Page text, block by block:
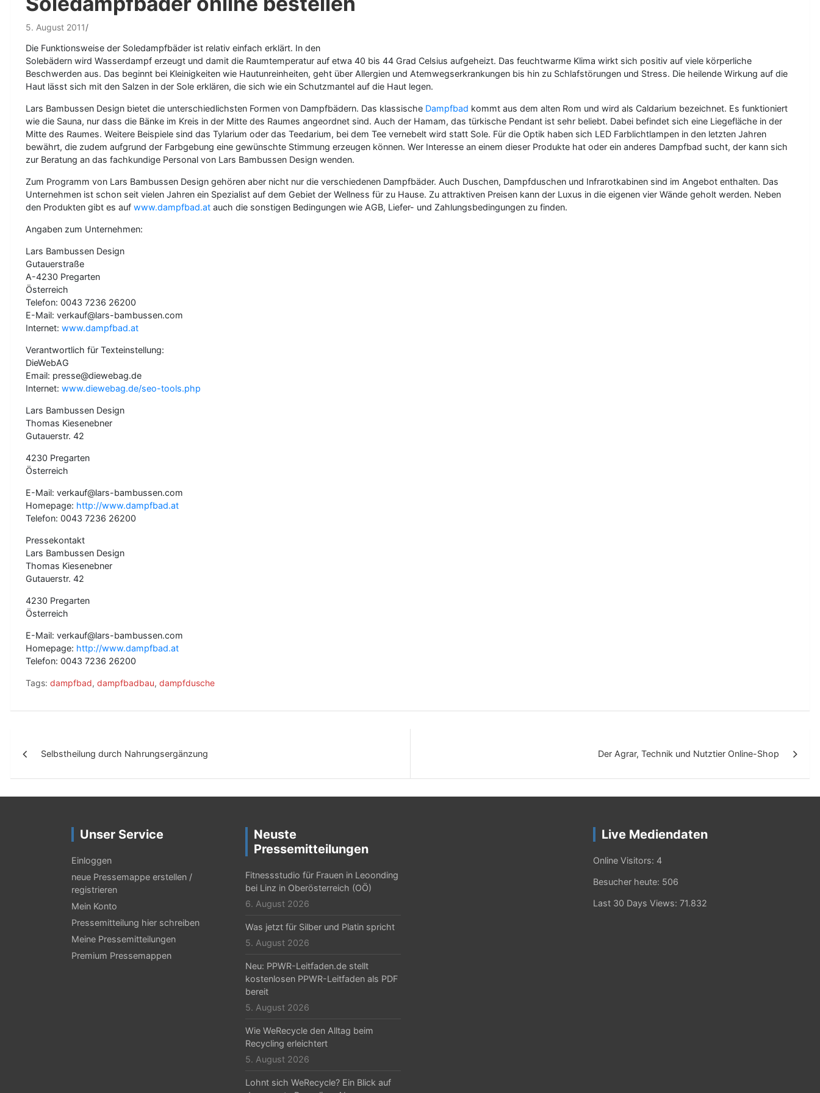
5. August 2011
Die Funktionsweise der Soledampfbäder ist relativ einfach erklärt. In den
Solebädern wird Wasserdampf erzeugt und damit die Raumtemperatur auf etwa 40 bis 44 Grad Celsius aufgeheizt. Das feuchtwarme Klima wirkt sich positiv auf viele körperliche
Beschwerden aus. Das beginnt bei Kleinigkeiten wie Hautunreinheiten, geht über Allergien und Atemwegserkrankungen bis hin zu Schlafstörungen und Stress. Die heilende Wirkung auf die
Haut lässt sich mit den Salzen in der Sole erklären, die sich wie ein Schutzmantel auf die Haut legen.
Lars Bambussen Design bietet die unterschiedlichsten Formen von Dampfbädern. Das klassische Dampfbad kommt aus dem alten Rom und wird als Caldarium bezeichnet. Es funktioniert
wie die Sauna, nur dass die Bänke im Kreis in der Mitte des Raumes angeordnet sind. Auch der Hamam, das türkische Pendant ist sehr beliebt. Dabei befindet sich eine Liegefläche in der
Mitte des Raumes. Weitere Beispiele sind das Tylarium oder das Teedarium, bei dem Tee vernebelt wird statt Sole. Für die Optik haben sich LED Farblichtlampen in den letzten Jahren
bewährt, die zudem aufgrund der Farbgebung eine gewünschte Stimmung erzeugen können. Wer Interesse an einem dieser Produkte hat oder ein anderes Dampfbad sucht, der kann sich
zur Beratung an das fachkundige Personal von Lars Bambussen Design wenden.
Zum Programm von Lars Bambussen Design gehören aber nicht nur die verschiedenen Dampfbäder. Auch Duschen, Dampfduschen und Infrarotkabinen sind im Angebot enthalten. Das
Unternehmen ist schon seit vielen Jahren ein Spezialist auf dem Gebiet der Wellness für zu Hause. Zu attraktiven Preisen kann der Luxus in die eigenen vier Wände geholt werden. Neben
den Produkten gibt es auf www.dampfbad.at auch die sonstigen Bedingungen wie AGB, Liefer- und Zahlungsbedingungen zu finden.
Angaben zum Unternehmen:
Lars Bambussen Design
Gutauerstraße
A-4230 Pregarten
Österreich
Telefon: 0043 7236 26200
E-Mail: verkauf@lars-bambussen.com
Internet: www.dampfbad.at
Verantwortlich für Texteinstellung:
DieWebAG
Email: presse@diewebag.de
Internet: www.diewebag.de/seo-tools.php
Lars Bambussen Design
Thomas Kiesenebner
Gutauerstr. 42
4230 Pregarten
Österreich
E-Mail: verkauf@lars-bambussen.com
Homepage: http://www.dampfbad.at
Telefon: 0043 7236 26200
Pressekontakt
Lars Bambussen Design
Thomas Kiesenebner
Gutauerstr. 42
4230 Pregarten
Österreich
E-Mail: verkauf@lars-bambussen.com
Homepage: http://www.dampfbad.at
Telefon: 0043 7236 26200
Tags: dampfbad, dampfbadbau, dampfdusche
i
t
Selbstheilung durch Nahrungsergänzung Der Agrar, Technik und Nutztier Online-Shop
Unser Service
Einloggen
neue Pressemappe erstellen /
registrieren
Mein Konto
Pressemitteilung hier schreiben
Meine Pressemitteilungen
Premium Pressemappen
Neuste
Pressemitteilungen
Fitnessstudio für Frauen in Leoonding
bei Linz in Oberösterreich (OÖ)
6. August 2026
Was jetzt für Silber und Platin spricht
5. August 2026
Neu: PPWR-Leitfaden.de stellt
kostenlosen PPWR-Leitfaden als PDF
bereit
5. August 2026
Wie WeRecycle den Alltag beim
Recycling erleichtert
5. August 2026
Lohnt sich WeRecycle? Ein Blick auf
Live Mediendaten
Online Visitors: 4
Besucher heute: 506
Last 30 Days Views: 71.832